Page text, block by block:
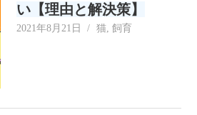
い【理由と解決策】
2021年8月21日 neecat
猫, 飼育